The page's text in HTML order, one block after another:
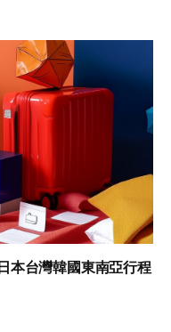
本台灣韓國東南亞行程